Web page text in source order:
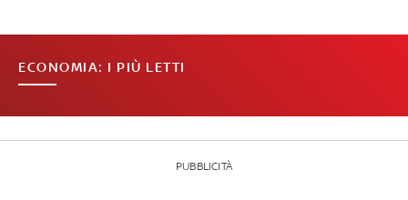
ECONOMIA: I PIÙ LETTI
PUBBLICITÀ